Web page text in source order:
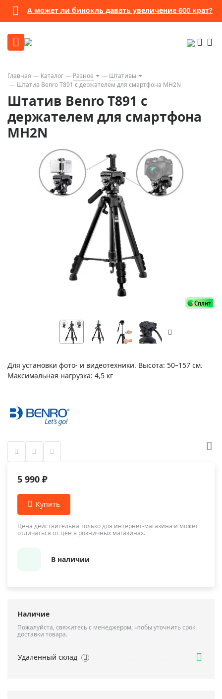
А может ли бинокль давать увеличение 600 крат?
Главная Каталог Разное
Штативы
Штатив Benro T891 с держателем для смартфона MH2N
Штатив Benro T891 с
держателем для смартфона
MH2N
Для установки фото- и видеотехники. Высота: 50–157 см.
Максимальная нагрузка: 4,5 кг
5 990 ₽
Цена действительна только для интернет-магазина и может
отличаться от цен в розничных магазинах.
В наличии
Наличие
Пожалуйста, свяжитесь с менеджером, чтобы уточнить срок
доставки товара.
Удаленный склад